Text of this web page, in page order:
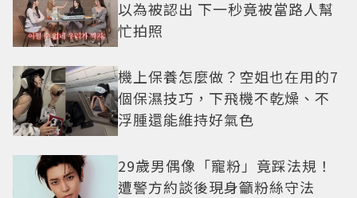
以為被認出 下一秒竟被當路人幫
忙拍照
機上保養怎麼做？空姐也在用的7
個保濕技巧，下飛機不乾燥、不
浮腫還能維持好氣色
29歲男偶像「寵粉」竟踩法規！
遭警方約談後現身籲粉絲守法